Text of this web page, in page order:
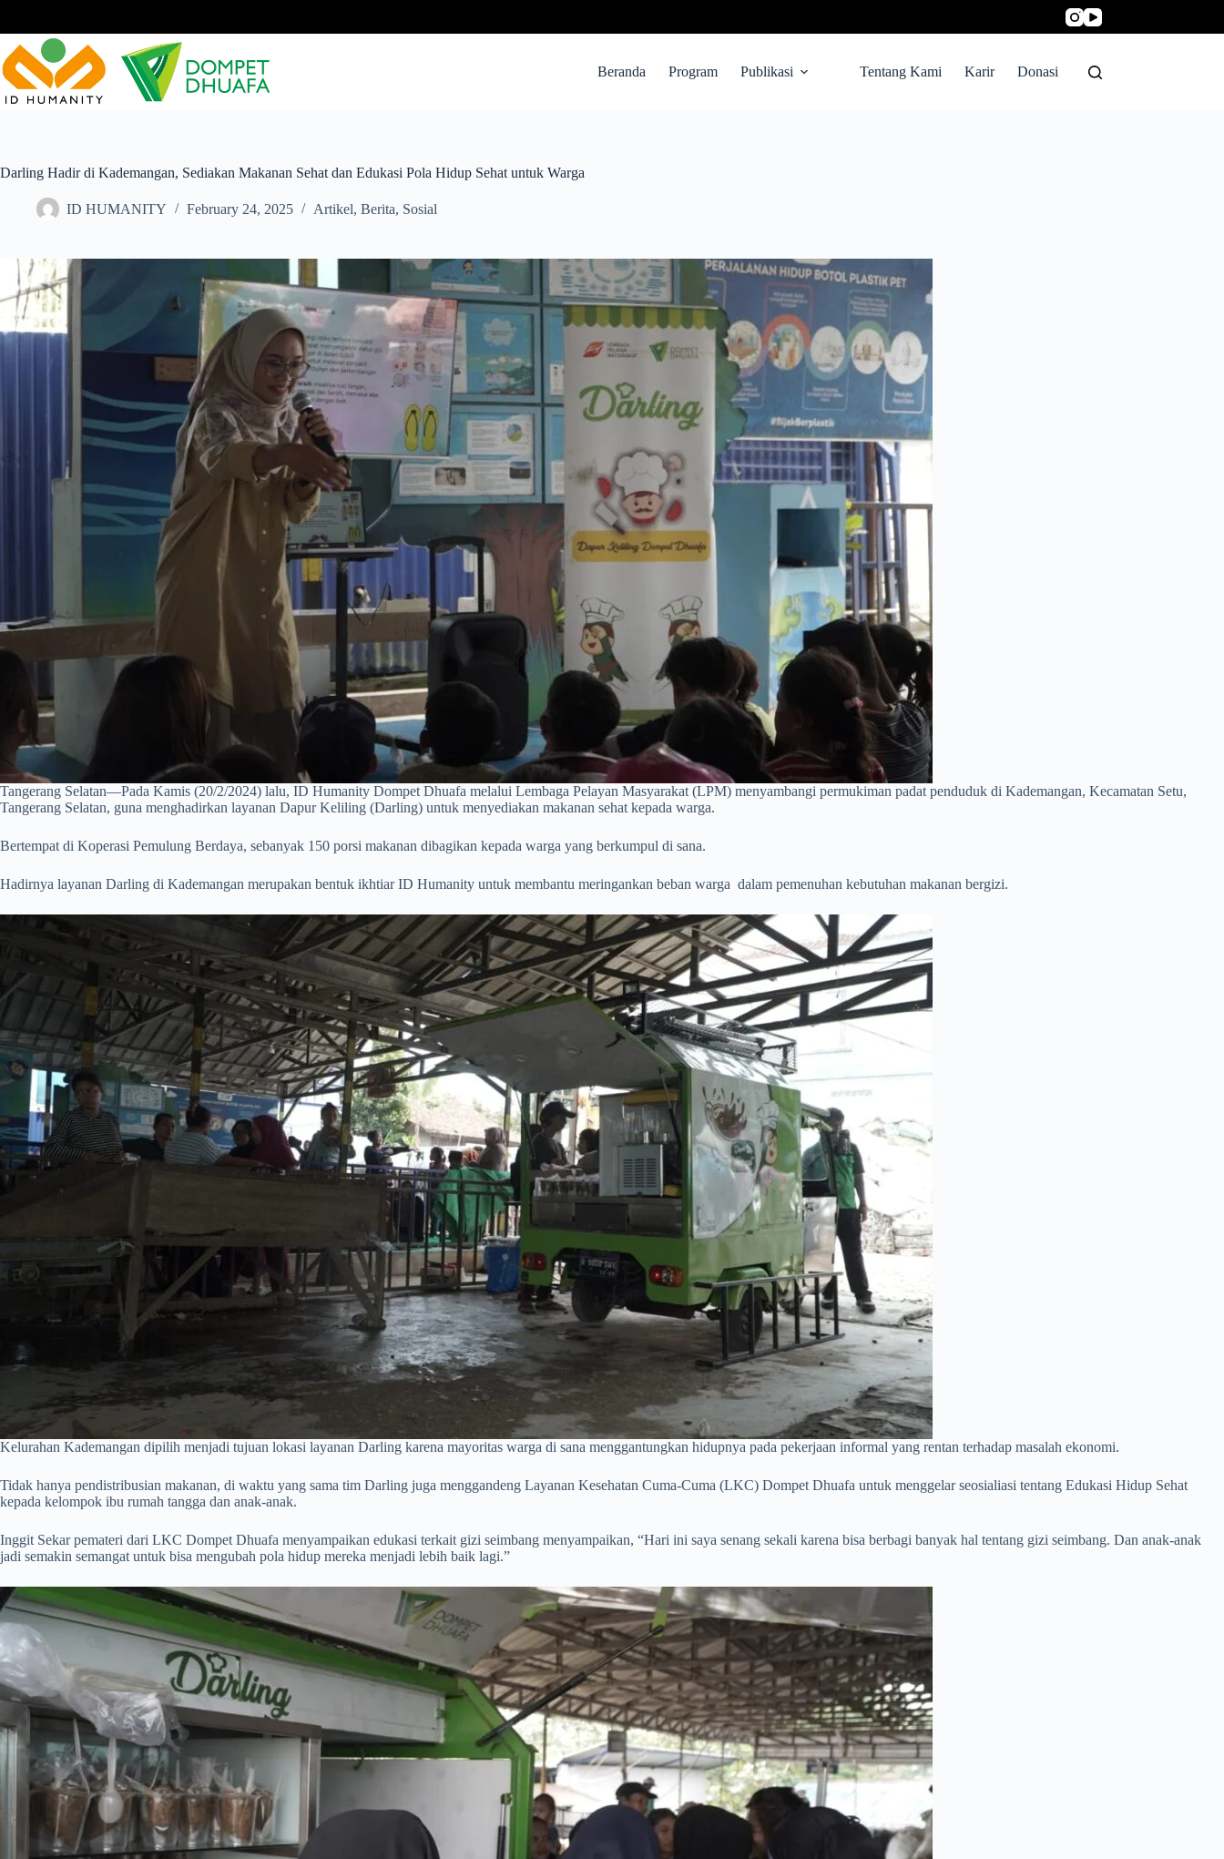
Beranda Program Publikasi Tentang Kami Karir Donasi
Darling Hadir di Kademangan, Sediakan Makanan Sehat dan Edukasi Pola Hidup Sehat untuk Warga
ID HUMANITY February 24, 2025 Artikel, Berita, Sosial
Tangerang Selatan—Pada Kamis (20/2/2024) lalu, ID Humanity Dompet Dhuafa melalui Lembaga Pelayan Masyarakat (LPM) menyambangi permukiman padat penduduk di Kademangan, Kecamatan Setu,
Tangerang Selatan, guna menghadirkan layanan Dapur Keliling (Darling) untuk menyediakan makanan sehat kepada warga.
Bertempat di Koperasi Pemulung Berdaya, sebanyak 150 porsi makanan dibagikan kepada warga yang berkumpul di sana.
Hadirnya layanan Darling di Kademangan merupakan bentuk ikhtiar ID Humanity untuk membantu meringankan beban warga dalam pemenuhan kebutuhan makanan bergizi.
Kelurahan Kademangan dipilih menjadi tujuan lokasi layanan Darling karena mayoritas warga di sana menggantungkan hidupnya pada pekerjaan informal yang rentan terhadap masalah ekonomi.
Tidak hanya pendistribusian makanan, di waktu yang sama tim Darling juga menggandeng Layanan Kesehatan Cuma-Cuma (LKC) Dompet Dhuafa untuk menggelar seosialiasi tentang Edukasi Hidup Sehat
kepada kelompok ibu rumah tangga dan anak-anak.
Inggit Sekar pemateri dari LKC Dompet Dhuafa menyampaikan edukasi terkait gizi seimbang menyampaikan, “Hari ini saya senang sekali karena bisa berbagi banyak hal tentang gizi seimbang. Dan anak-anak
jadi semakin semangat untuk bisa mengubah pola hidup mereka menjadi lebih baik lagi.”